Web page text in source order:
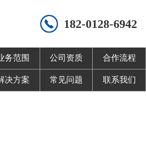
182-0128-6942
务范围 公司资质 合作流程
决方案 常见问题 联系我们